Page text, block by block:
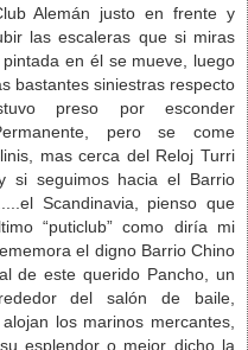
Alemán justo en frente y
las escaleras que si miras
en él se mueve, luego
bastantes siniestras respecto
preso por esconder
pero se come
mas cerca del Reloj Turri
si seguimos hacia el Barrio
Scandinavia, pienso que
“puticlub” como diría mi
el digno Barrio Chino
de este querido Pancho, un
del salón de baile,
los marinos mercantes,
esplendor o mejor dicho la